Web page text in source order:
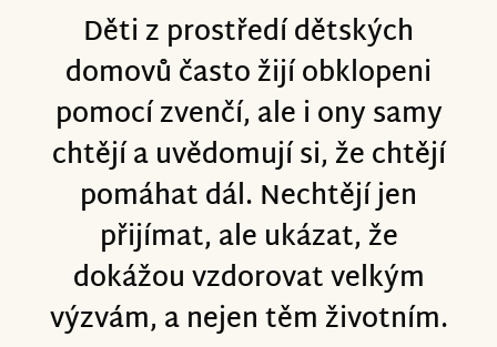
Děti z prostředí dětských
domovů často žijí obklopeni
pomocí zvenčí, ale i ony samy
chtějí a uvědomují si, že chtějí
pomáhat dál. Nechtějí jen
přijímat, ale ukázat, že
dokážou vzdorovat velkým
výzvám, a nejen těm životním.